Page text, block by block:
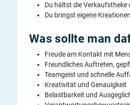
Du hältst die
Du bringst eigene
Was sollte man
Freude am Kontakt mit
Freundliches Auftreten,
Teamgeist und schnelle
Kreativität und Genauigkeit
Belastbarkeit und